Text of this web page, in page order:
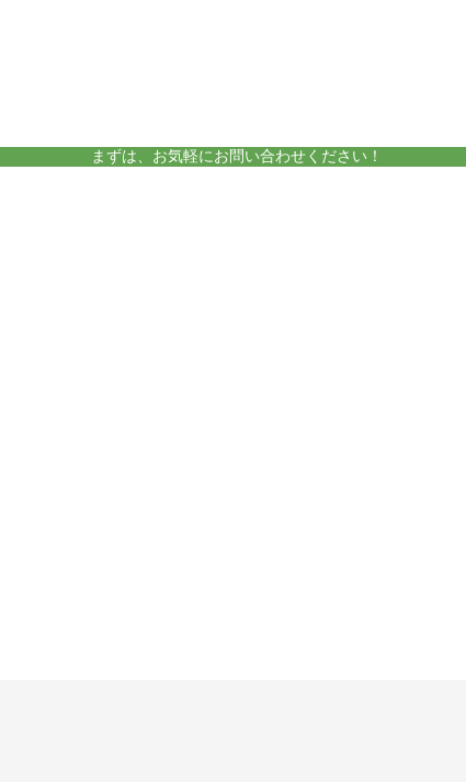
まずは、お気軽にお問い合わせください！